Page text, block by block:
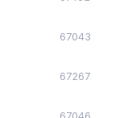
67043
67267